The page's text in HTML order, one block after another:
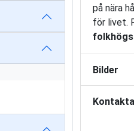
på nära
för livet.
Bilder
Kontakta